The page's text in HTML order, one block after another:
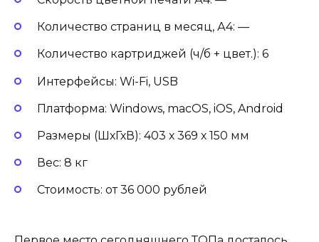
Количество страниц в месяц, А4: —
Количество картриджей (ч/б + цвет.): 6
Интерфейсы: Wi-Fi, USB
Платформа: Windows, macOS, iOS, Android
Размеры (ШхГхВ): 403 х 369 х 150 мм
Вес: 8 кг
Стоимость: от 36 000 рублей